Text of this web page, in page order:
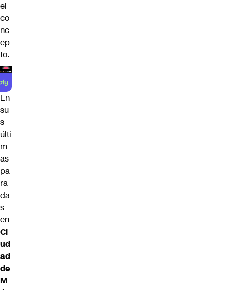
el
co
nc
ep
to.
En
su
s
últi
m
as
pa
ra
da
s
en
Ci
ud
ad
de
M